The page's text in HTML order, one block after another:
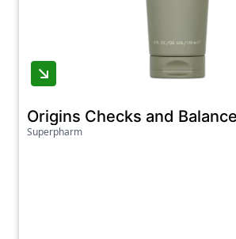
Origins Checks and
Superpharm